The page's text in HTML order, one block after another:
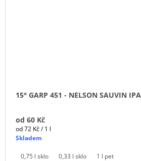
15° GARP 451 - NELSON SAUVIN IPA
od 60 Kč
Měrná
cena:
od 72 Kč / 1 l
Skladem
0,75 l sklo 0,33 l sklo 1 l pet